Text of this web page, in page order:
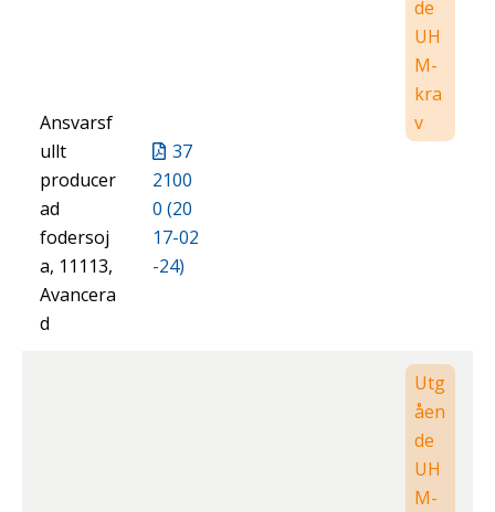
Ansvarsf
ullt
producer
ad
fodersoj
a, 11113,
Avancera
d
37
2100
0 (20
17-02
-24)
de
UH
M-
kra
v
Utg
åen
de
UH
M-